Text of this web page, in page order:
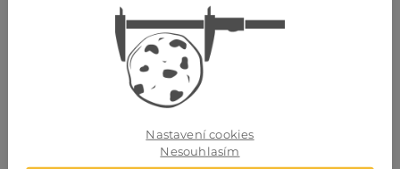
Dřevo je přírodní produkt a přirozená barva dřeva
se může lišit v závislosti na schodech.
Reprodukce barev na fotografiích proto nemusí
vždy odrážet skutečnou barvu dřeva.
Nastavení cookies
Nesouhlasím